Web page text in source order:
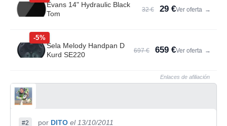
Evans 14" Hydraulic Black
Tom
32 € 29 €Ver oferta →
-5%
Sela Melody Handpan D
Kurd SE220
697 € 659 €Ver oferta →
Enlaces de afiliación
#2 por DITO el 13/10/2011